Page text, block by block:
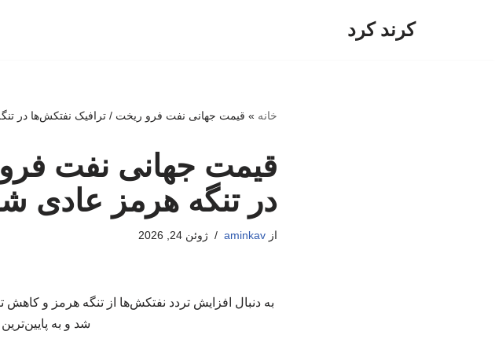
کرند کرد
خانه » قیمت جهانی نفت فرو ریخت / ترافیک نفتکش‌ها در
قیمت جهانی نفت
در تنگه هرمز عادی
ازaminkav ژوئن 24, 2026
به دنبال افزایش تردد نفتکش‌ها از تنگه هرمز و
شد و به پایین‌ترین سطح